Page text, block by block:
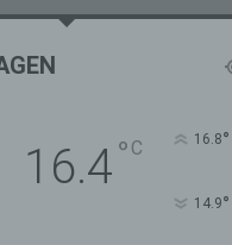
16.4° C 16.8°
14.9°